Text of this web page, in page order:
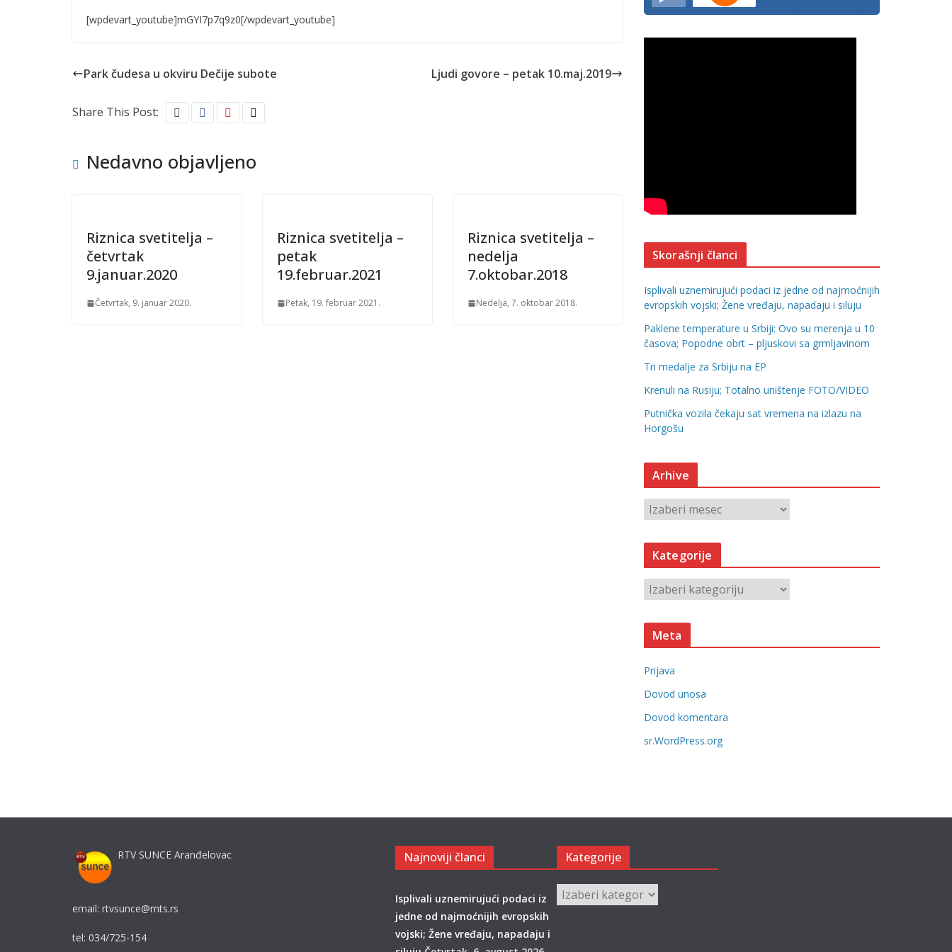
[wpdevart_youtube]mGYI7p7q9z0[/wpdevart_youtube]
Park čudesa u okviru Dečije subote Ljudi govore – petak 10.maj.2019
Share This Post:
Nedavno objavljeno
Riznica svetitelja –
četvrtak
9.januar.2020
Četvrtak, 9. januar 2020.
Riznica svetitelja –
petak
19.februar.2021
Petak, 19. februar 2021.
Riznica svetitelja –
nedelja
7.oktobar.2018
Nedelja, 7. oktobar 2018.
Skorašnji članci
Isplivali uznemirujući podaci iz jedne od najmoćnijih
evropskih vojski; Žene vređaju, napadaju i siluju
Paklene temperature u Srbiji: Ovo su merenja u 10
časova; Popodne obrt – pljuskovi sa grmljavinom
Tri medalje za Srbiju na EP
Krenuli na Rusiju; Totalno uništenje FOTO/VIDEO
Putnička vozila čekaju sat vremena na izlazu na
Horgošu
Arhive
r
h
v
Kategorije
a
t
o
r
i
e
Meta
Prijava
Dovod unosa
Dovod komentara
sr.WordPress.org
RTV SUNCE Aranđelovac
email: rtvsunce@mts.rs
tel: 034/725-154
Najnoviji članci
Isplivali uznemirujući podaci iz
jedne od najmoćnijih evropskih
vojski; Žene vređaju, napadaju i
Kategorije
Kategorije